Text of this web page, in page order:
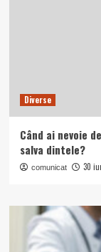
Diverse
Când ai nevoie
salva dintele?
comunicat 30